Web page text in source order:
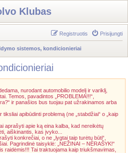
Klubas
Prisijungti
Registruotis
sistemos, kondicionieriai
nurodant automobilio modelį ir variklį,
Temos, pavadintos „PROBLEMA!!!“,
ir panašios bus tuojau pat užrakinamos arba
apibūdinti problemą (ne „stabdžiai“ o „kaip
aprašyti apie ką eina kalba, kad nereikėtų
aiškinantis, kas įvyko...
konkrečiai, o ne „lygtai taip turėtų būti“,
Pagrindinė taisyklė: „NEŽINAI – NERAŠYK!“
raidėmis!!! Tai traktuojama kaip triukšmavimas,